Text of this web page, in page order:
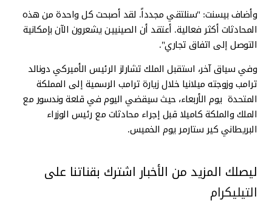
وأضاف بيسنت: "سنلتقي مجدداً. لقد أصبحت كل واحدة من هذه
المحادثات أكثر فعالية. أعتقد أن الصينيين يشعرون الآن بإمكانية
التوصل إلى اتفاق تجاري".
وفي سياق آخر، استقبل الملك تشارلز الرئيس الأميركي دونالد
ترامب وزوجته ميلانيا خلال زيارة ترامب الرسمية إلى المملكة
المتحدة يوم الأربعاء، حيث سيقضي اليوم في قلعة وندسور مع
الملك والملكة كاميلا قبل إجراء محادثات مع رئيس الوزراء
البريطاني كير ستارمر يوم الخميس.
ليصلك المزيد من الأخبار اشترك بقناتنا على
التيليكرام